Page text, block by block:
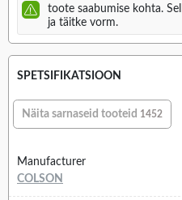
toote saabumise kohta.
ja täitke vorm.
SPETSIFIKATSIOON
Näita sarnaseid tooteid 1452
Manufacturer
COLSON